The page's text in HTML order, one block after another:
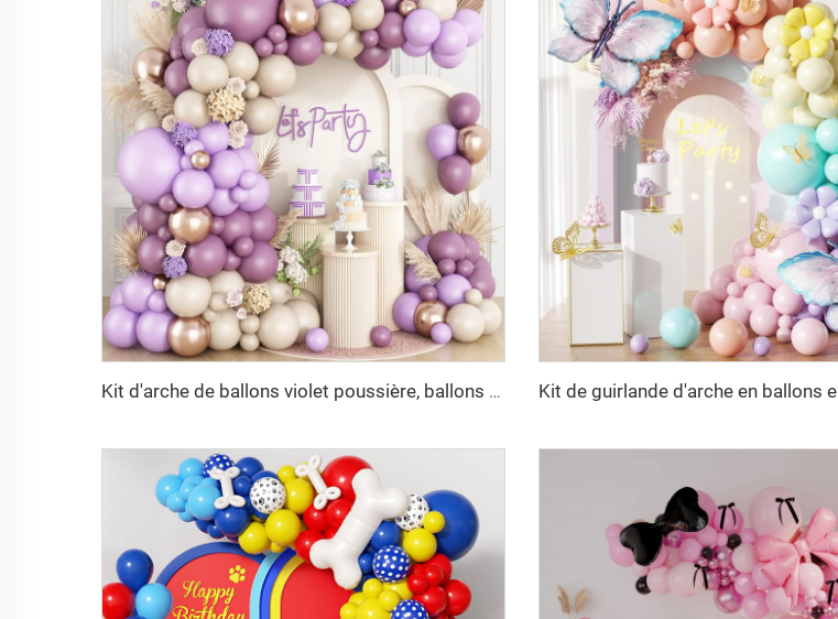
Kit d'arche de ballons violet poussière, ballons métallisés violets champagne dorés pour décoration d'anniversaire, mariage, fête